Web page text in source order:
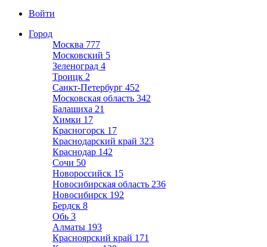
Войти
Город
Москва 777
Московский 5
Зеленоград 4
Троицк 2
Санкт-Петербург 452
Московская область 342
Балашиха 21
Химки 17
Красногорск 17
Краснодарский край 323
Краснодар 142
Сочи 50
Новороссийск 15
Новосибирская область 236
Новосибирск 192
Бердск 8
Обь 3
Алматы 193
Красноярский край 171